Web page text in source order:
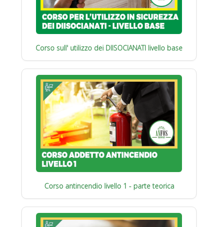
Corso sull' utilizzo dei DIISOCIANATI livello base
Corso antincendio livello 1 - parte teorica